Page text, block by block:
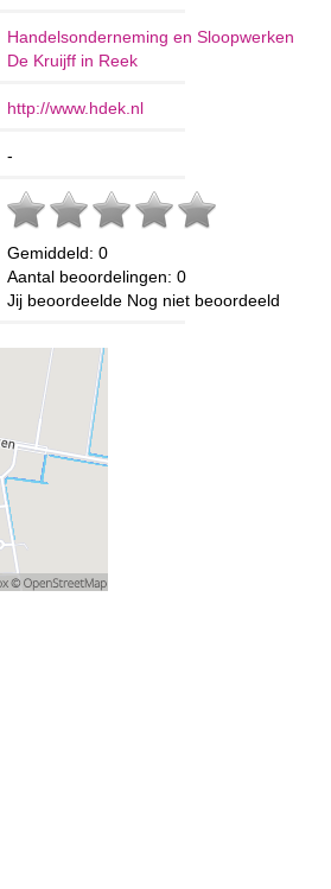
Handelsonderneming en Sloopwerken
De Kruijff in Reek
http://www.hdek.nl
-
Gemiddeld: 0
Aantal beoordelingen: 0
Jij beoordeelde Nog niet beoordeeld